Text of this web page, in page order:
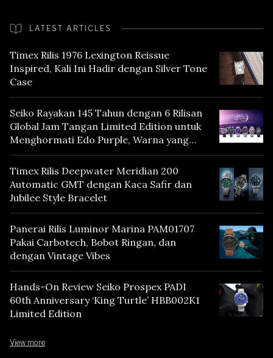
LATEST ARTICLES
Timex Rilis 1976 Lexington Reissue
Inspired, Kali Ini Hadir dengan Silver Tone
Case
Seiko Rayakan 145 Tahun dengan 6 Rilisan
Global Jam Tangan Limited Edition untuk
Menghormati Edo Purple, Warna yang
Mencerminkan Warisan Tokyo
Timex Rilis Deepwater Meridian 200
Automatic GMT dengan Kaca Safir dan
Jubilee Style Bracelet
Panerai Rilis Luminor Marina PAM01707
Pakai Carbotech, Bobot Ringan, dan
dengan Vintage Vibes
Hands-On Review Seiko Prospex PADI
60th Anniversary ‘King Turtle’ HBB002K1
Limited Edition
View more